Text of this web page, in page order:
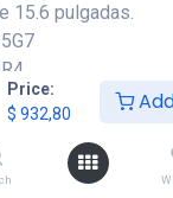
Price:
$ 932,80
15.6 pulgadas.
Windows 11
no está disponible.